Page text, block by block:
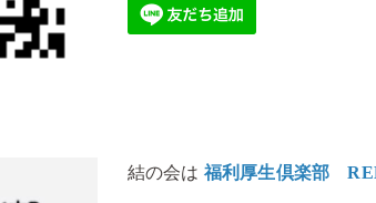
結の会は 福利厚生倶楽部